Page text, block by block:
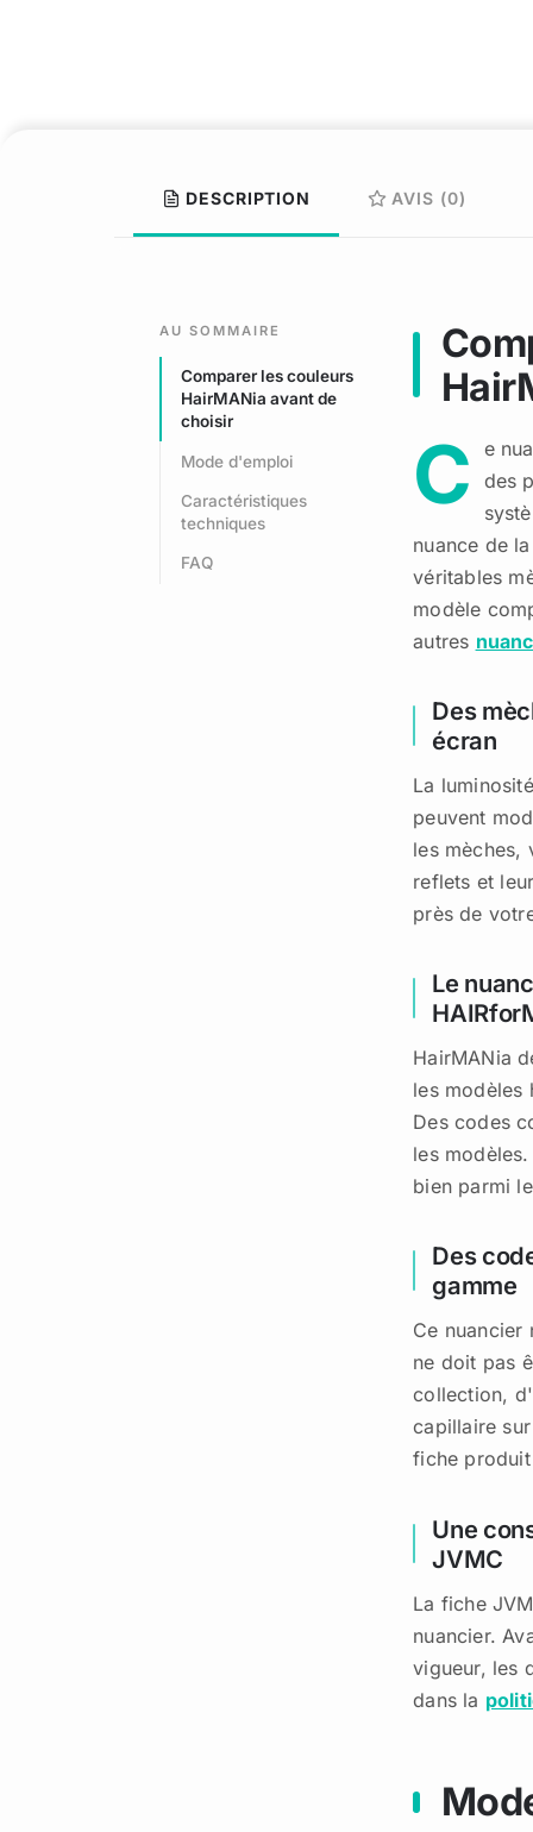
DESCRIPTION AVIS (0)
AU SOMMAIRE
Comparer les couleurs
HairMANia avant de
choisir
Mode d'emploi
Caractéristiques
techniques
FAQ
C
e
des
nuance de
véritables
modèle
autres
Des
écran
La
peuvent
les mèches,
reflets et
près de
Le
HairMANia
les modèles
Des codes
les
bien parmi
Des
gamme
Ce nuancier
ne doit pas
collection,
capillaire
fiche
Une
JVMC
La fiche
nuancier.
vigueur, les
dans la